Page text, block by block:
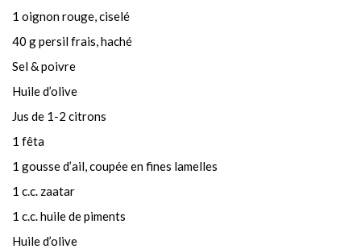
1 oignon rouge, ciselé
40 g persil frais, haché
Sel & poivre
Huile d’olive
Jus de 1-2 citrons
1 fêta
1 gousse d’ail, coupée en fines lamelles
1 c.c. zaatar
1 c.c. huile de piments
Huile d’olive